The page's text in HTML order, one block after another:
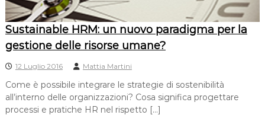
Sustainable HRM: un nuovo paradigma per la
gestione delle risorse umane?
12 Luglio 2016 Mattia Martini
Come è possibile integrare le strategie di sostenibilità
all’interno delle organizzazioni? Cosa significa progettare
processi e pratiche HR nel rispetto […]